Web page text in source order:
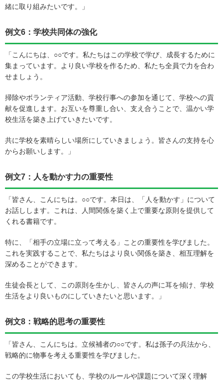
緒に取り組みたいです。」
例文6：学校共同体の強化
「こんにちは、○○です。私たちはこの学校で学び、成長するために
集まっています。より良い学校を作るため、私たち全員で力を合わ
せましょう。
掃除やボランティア活動、学校行事への参加を通じて、学校への貢
献を促進します。お互いを尊重し合い、支え合うことで、温かい学
校生活を築き上げていきたいです。
共に学校を素晴らしい場所にしていきましょう。皆さんの支持を心
からお願いします。」
例文7：人を動かす力の重要性
「皆さん、こんにちは。○○です。本日は、「人を動かす」について
お話しします。これは、人間関係を築く上で重要な原則を提供して
くれる書籍です。
特に、「相手の立場に立って考える」ことの重要性を学びました。
これを実践することで、私たちはより良い関係を築き、相互理解を
深めることができます。
生徒会長として、この原則を生かし、皆さんの声に耳を傾け、学校
生活をより良いものにしていきたいと思います。」
例文8：戦略的思考の重要性
「皆さん、こんにちは。立候補者の○○です。私は孫子の兵法から、
戦略的に物事を考える重要性を学びました。
この学校生活においても、学校のルールや課題について深く理解